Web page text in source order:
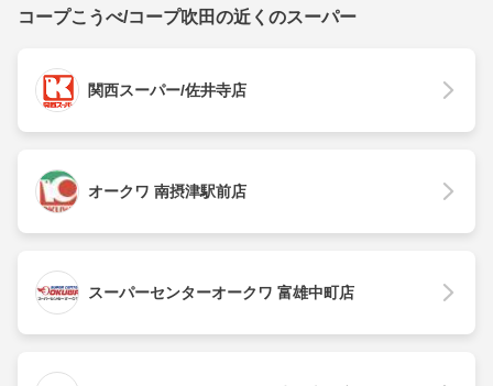
コープこうべ/コープ吹田の近くのスーパー
関西スーパー/佐井寺店
オークワ 南摂津駅前店
スーパーセンターオークワ 富雄中町店